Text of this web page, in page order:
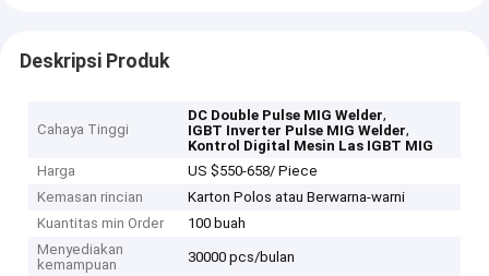
Deskripsi Produk
Cahaya Tinggi
DC Double Pulse MIG Welder,
IGBT Inverter Pulse MIG Welder,
Kontrol Digital Mesin Las IGBT MIG
Harga
US $550-658/ Piece
Kemasan rincian
Karton Polos atau Berwarna-warni
Kuantitas min Order
100 buah
Menyediakan
kemampuan
30000 pcs/bulan